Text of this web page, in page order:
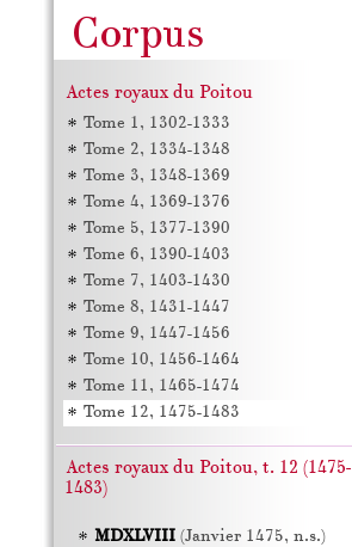
Actes royaux du Poitou
Tome 1, 1302-1333
Tome 2, 1334-1348
Tome 3, 1348-1369
Tome 4, 1369-1376
Tome 5, 1377-1390
Tome 6, 1390-1403
Tome 7, 1403-1430
Tome 8, 1431-1447
Tome 9, 1447-1456
Tome 10, 1456-1464
Tome 11, 1465-1474
Tome 12, 1475-1483
Actes royaux du Poitou, t. 12 (1475-
1483)
MDXLVIII(Janvier 1475, n.s.)